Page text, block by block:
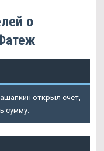
о
открыл счет,
сумму.